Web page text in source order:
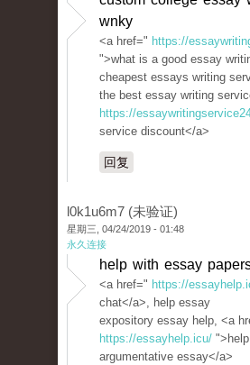
wnky
<a href=" https://
">what is a good essay
cheapest essays writing
the best essay writing
https://
service discount</a>
回复
l0k1u6m7 (未验证)
星期三, 04/24/2019 - 01:48
永久连接
help with essay
<a href=" https://
chat</a>, help essay
expository essay help, <a
https://essayhelp.icu/
argumentative essay</a>